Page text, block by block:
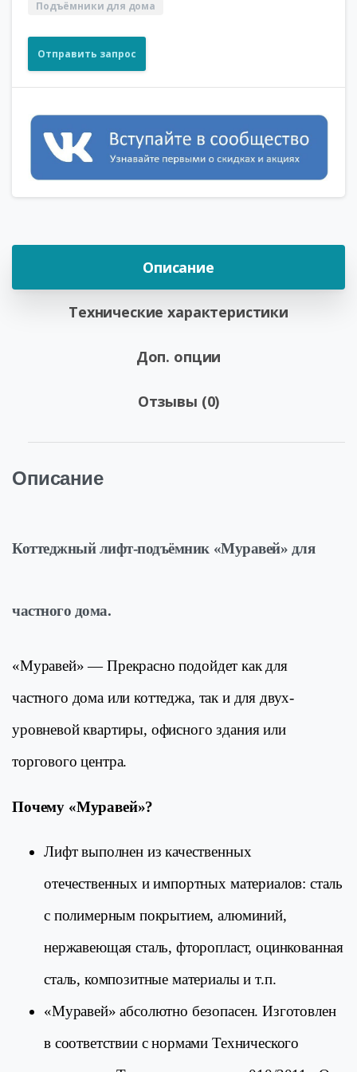
Подъёмники для дома
Отправить запрос
Описание
Технические характеристики
Доп. опции
Отзывы (0)
Описание
Коттеджный лифт-подъёмник «Муравей» для
частного дома.
«Муравей» — Прекрасно подойдет как для
частного дома или коттеджа, так и для двух-
уровневой квартиры, офисного здания или
торгового центра.
Почему «Муравей»?
Лифт выполнен из качественных
отечественных и импортных материалов: сталь
с полимерным покрытием, алюминий,
нержавеющая сталь, фторопласт, оцинкованная
сталь, композитные материалы и т.п.
«Муравей» абсолютно безопасен. Изготовлен
в соответствии с нормами Технического